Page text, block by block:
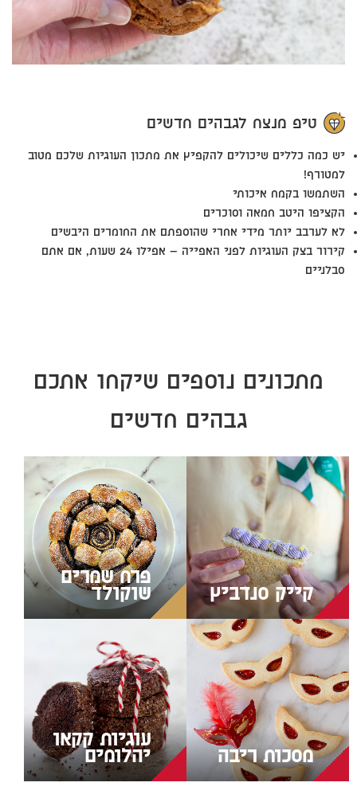
טיפ מנצח לגבהים חדשים
יש כמה כללים שיכולים להקפיץ את מתכון העוגיות שלכם מטוב
למטורף!
השתמשו בקמח איכותי
הקציפו היטב חמאה וסוכרים
לא לערבב יותר מידי אחרי שהוספתם את החומרים היבשים
קירור בצק העוגיות לפני האפייה – אפילו 24 שעות, אם אתם
סבלניים
מתכונים נוספים שיקחו אתכם
גבהים חדשים
קייק סנדביץ
פרח שמרים
שוקולד
מסכות ריבה
עוגיות קקאו
יהלומים